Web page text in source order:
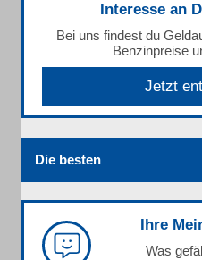
Interesse an
Bei uns findest du
Benzinpreise
Jetzt
Die besten
Ihre
Was